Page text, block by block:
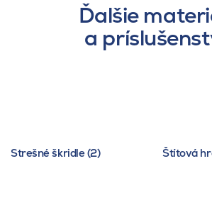
Ďalšie
a
Strešné škridle (2) Štítová